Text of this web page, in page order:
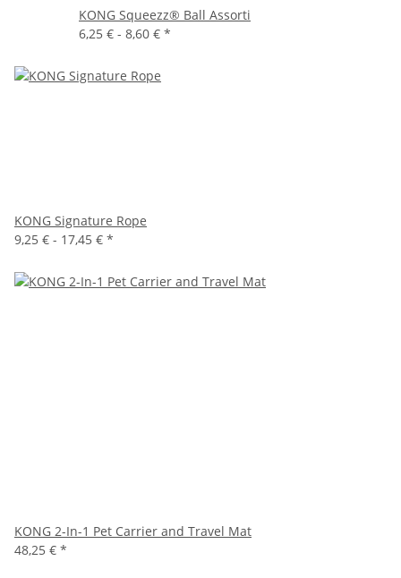
KONG Squeezz® Ball Assorti
6,25 € - 8,60 € *
KONG Signature Rope
9,25 € - 17,45 € *
KONG 2-In-1 Pet Carrier and Travel Mat
48,25 € *